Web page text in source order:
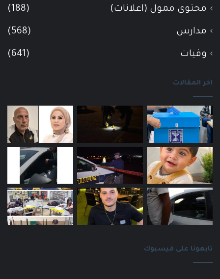
محتوى ممول (اعلانات) (188)
مدارس (568)
وفيات (641)
اخر المقالات
تابعونا على فيسبوك